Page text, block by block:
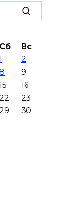
вышли
Сб
Вс
1
2
8
9
15
16
22
23
29
30